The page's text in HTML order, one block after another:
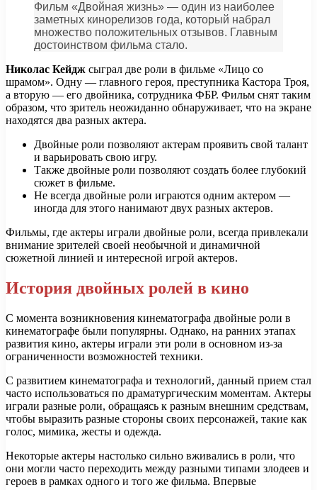
Фильм «Двойная жизнь» — один из наиболее
заметных кинорелизов года, который набрал
множество положительных отзывов. Главным
достоинством фильма стало.
Николас Кейдж сыграл две роли в фильме «Лицо со
шрамом». Одну — главного героя, преступника Кастора Троя,
а вторую — его двойника, сотрудника ФБР. Фильм снят таким
образом, что зритель неожиданно обнаруживает, что на экране
находятся два разных актера.
Двойные роли позволяют актерам проявить свой талант
и варьировать свою игру.
Также двойные роли позволяют создать более глубокий
сюжет в фильме.
Не всегда двойные роли играются одним актером —
иногда для этого нанимают двух разных актеров.
Фильмы, где актеры играли двойные роли, всегда привлекали
внимание зрителей своей необычной и динамичной
сюжетной линией и интересной игрой актеров.
История двойных ролей в кино
С момента возникновения кинематографа двойные роли в
кинематографе были популярны. Однако, на ранних этапах
развития кино, актеры играли эти роли в основном из-за
ограниченности возможностей техники.
С развитием кинематографа и технологий, данный прием стал
часто использоваться по драматургическим моментам. Актеры
играли разные роли, обращаясь к разным внешним средствам,
чтобы выразить разные стороны своих персонажей, такие как
голос, мимика, жесты и одежда.
Некоторые актеры настолько сильно вживались в роли, что
они могли часто переходить между разными типами злодеев и
героев в рамках одного и того же фильма. Впервые